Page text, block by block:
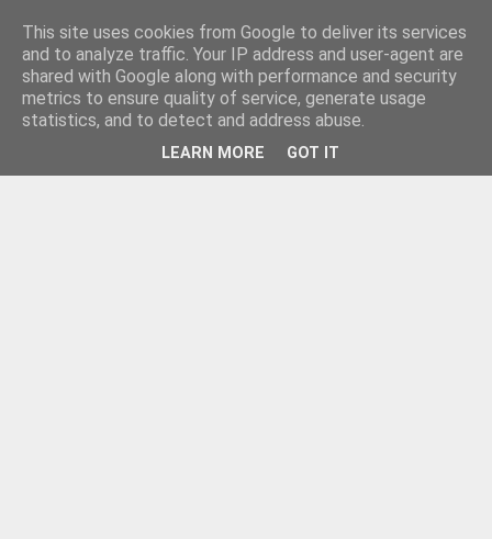
This site uses cookies from Google to deliver its services
and to analyze traffic. Your IP address and user-agent are
shared with Google along with performance and security
metrics to ensure quality of service, generate usage
statistics, and to detect and address abuse.
LEARN MORE GOT IT